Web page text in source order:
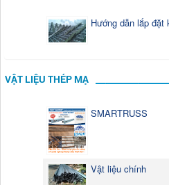
Hướng dẫn lắp
VẬT LIỆU THÉP MẠ
SMARTRUSS
Vật liệu chính